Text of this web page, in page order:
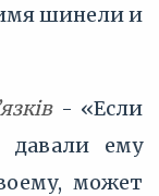
шинели и
- «Если
давали ему
может